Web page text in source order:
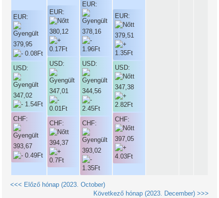
EUR:
379,95
USD:
347,02
CHF:
393,67
EUR:
380,12
USD:
347,01
CHF:
394,37
EUR:
378,16
USD:
344,56
CHF:
393,02
EUR:
379,51
USD:
347,38
CHF:
397,05
<<< Előző hónap (2023. October)
Következő hónap (2023. December) >>>